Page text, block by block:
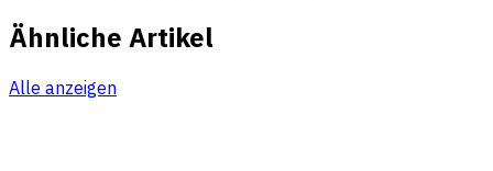
Ähnliche Artikel
Alle anzeigen